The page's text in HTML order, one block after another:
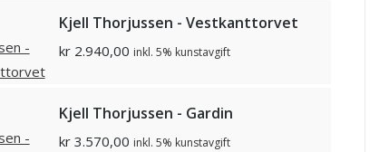
Kjell Thorjussen - Vestkanttorvet
kr2.940,00 inkl. 5% kunstavgift
Kjell Thorjussen - Gardin
kr3.570,00 inkl. 5% kunstavgift